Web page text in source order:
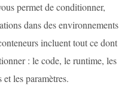
permet de conditionner,
dans des environnements
incluent tout ce dont
: le code, le runtime, les
les paramètres.